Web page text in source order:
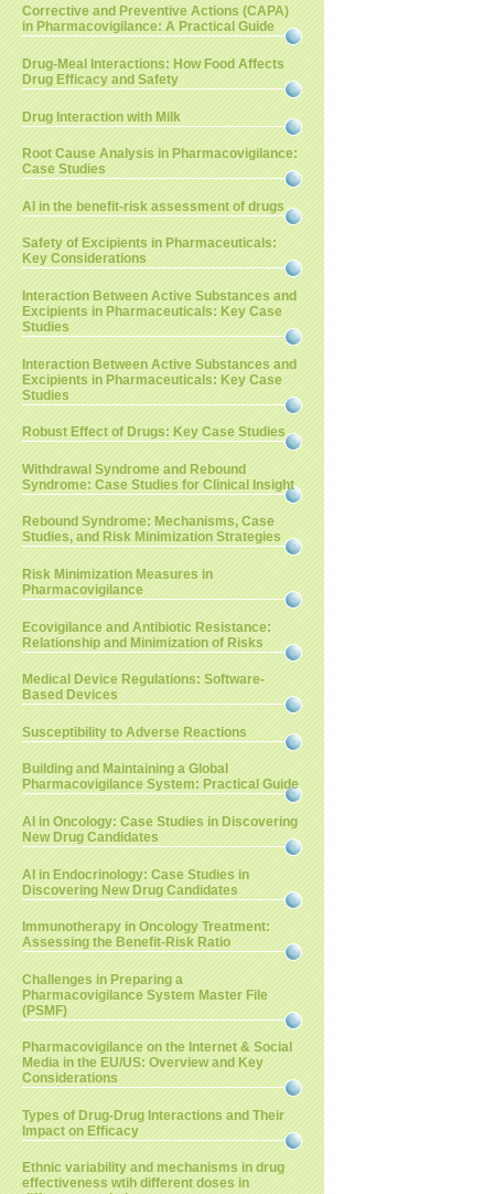
Corrective and Preventive Actions (CAPA)
in Pharmacovigilance: A Practical Guide
Drug-Meal Interactions: How Food Affects
Drug Efficacy and Safety
Drug Interaction with Milk
Root Cause Analysis in Pharmacovigilance:
Case Studies
AI in the benefit-risk assessment of drugs
Safety of Excipients in Pharmaceuticals:
Key Considerations
Interaction Between Active Substances and
Excipients in Pharmaceuticals: Key Case
Studies
Interaction Between Active Substances and
Excipients in Pharmaceuticals: Key Case
Studies
Robust Effect of Drugs: Key Case Studies
Withdrawal Syndrome and Rebound
Syndrome: Case Studies for Clinical Insight
Rebound Syndrome: Mechanisms, Case
Studies, and Risk Minimization Strategies
Risk Minimization Measures in
Pharmacovigilance
Ecovigilance and Antibiotic Resistance:
Relationship and Minimization of Risks
Medical Device Regulations: Software-
Based Devices
Susceptibility to Adverse Reactions
Building and Maintaining a Global
Pharmacovigilance System: Practical Guide
AI in Oncology: Case Studies in Discovering
New Drug Candidates
AI in Endocrinology: Case Studies in
Discovering New Drug Candidates
Immunotherapy in Oncology Treatment:
Assessing the Benefit-Risk Ratio
Challenges in Preparing a
Pharmacovigilance System Master File
(PSMF)
Pharmacovigilance on the Internet & Social
Media in the EU/US: Overview and Key
Considerations
Types of Drug-Drug Interactions and Their
Impact on Efficacy
Ethnic variability and mechanisms in drug
effectiveness wtih different doses in